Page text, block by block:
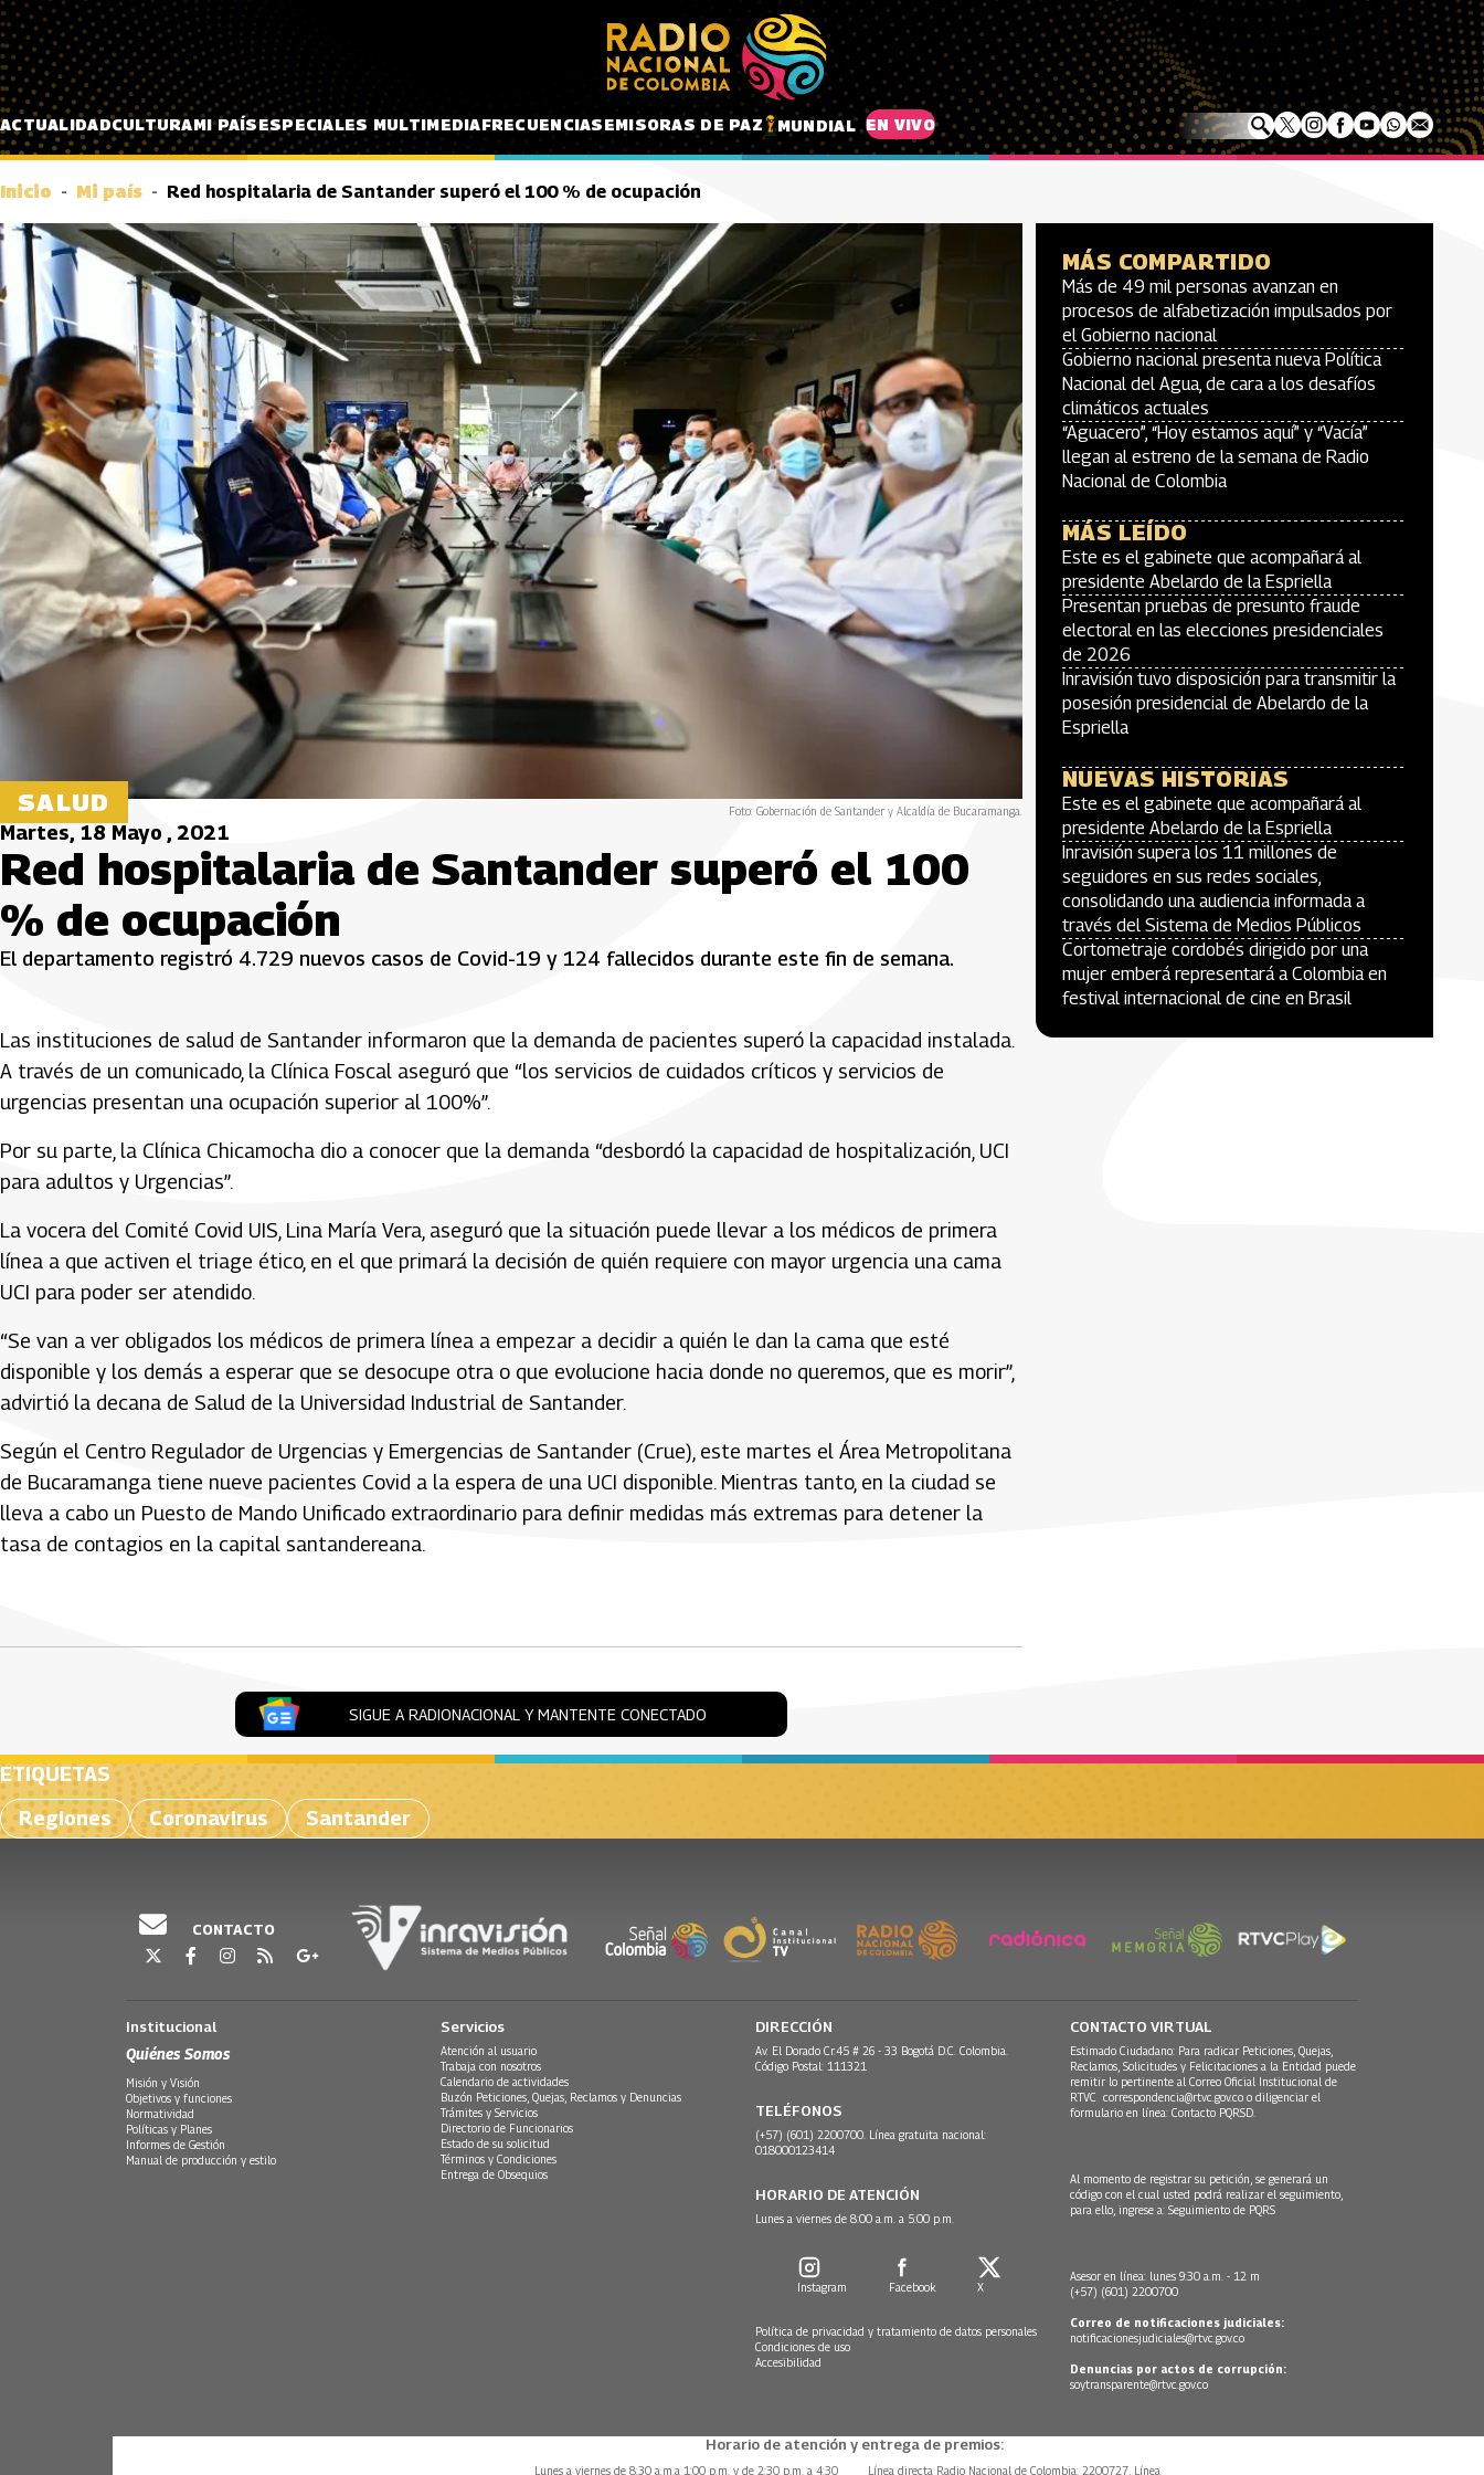
Pasar al contenido principal
ACTUALIDADCULTURAMI PAÍSESPECIALES MULTIMEDIAFRECUENCIASEMISORAS DE PAZ MUNDIAL EN VIVO
Inicio Mi país Red hospitalaria de Santander superó el 100 % de ocupación
SALUD Foto: Gobernación de Santander y Alcaldía de Bucaramanga.
Martes, 18 Mayo , 2021
Red hospitalaria de Santander superó el 100
% de ocupación
El departamento registró 4.729 nuevos casos de Covid-19 y 124 fallecidos durante este fin de semana.
Las instituciones de salud de Santander informaron que la demanda de pacientes superó la capacidad instalada.
A través de un comunicado, la Clínica Foscal aseguró que “los servicios de cuidados críticos y servicios de
urgencias presentan una ocupación superior al 100%”.
Por su parte, la Clínica Chicamocha dio a conocer que la demanda “desbordó la capacidad de hospitalización, UCI
para adultos y Urgencias”.
La vocera del Comité Covid UIS, Lina María Vera, aseguró que la situación puede llevar a los médicos de primera
línea a que activen el triage ético, en el que primará la decisión de quién requiere con mayor urgencia una cama
UCI para poder ser atendido.
“Se van a ver obligados los médicos de primera línea a empezar a decidir a quién le dan la cama que esté
disponible y los demás a esperar que se desocupe otra o que evolucione hacia donde no queremos, que es morir”,
advirtió la decana de Salud de la Universidad Industrial de Santander.
Según el Centro Regulador de Urgencias y Emergencias de Santander (Crue), este martes el Área Metropolitana
de Bucaramanga tiene nueve pacientes Covid a la espera de una UCI disponible. Mientras tanto, en la ciudad se
lleva a cabo un Puesto de Mando Unificado extraordinario para definir medidas más extremas para detener la
tasa de contagios en la capital santandereana.
SIGUE A RADIONACIONAL Y MANTENTE CONECTADO
MÁS COMPARTIDO
Más de 49 mil personas avanzan en
procesos de alfabetización impulsados por
el Gobierno nacional
Gobierno nacional presenta nueva Política
Nacional del Agua, de cara a los desafíos
climáticos actuales
“Aguacero”, “Hoy estamos aquí” y “Vacía”
llegan al estreno de la semana de Radio
Nacional de Colombia
MÁS LEÍDO
Este es el gabinete que acompañará al
presidente Abelardo de la Espriella
Presentan pruebas de presunto fraude
electoral en las elecciones presidenciales
de 2026
Inravisión tuvo disposición para transmitir la
posesión presidencial de Abelardo de la
Espriella
NUEVAS HISTORIAS
Este es el gabinete que acompañará al
presidente Abelardo de la Espriella
Inravisión supera los 11 millones de
seguidores en sus redes sociales,
consolidando una audiencia informada a
través del Sistema de Medios Públicos
Cortometraje cordobés dirigido por una
mujer emberá representará a Colombia en
festival internacional de cine en Brasil
ETIQUETAS
Regiones
Coronavirus Santander
CONTACTO
Institucional
Quiénes Somos
Misión y Visión
Objetivos y funciones
Normatividad
Políticas y Planes
Informes de Gestión
Manual de producción y estilo
Servicios
Atención al usuario
Trabaja con nosotros
Calendario de actividades
Buzón Peticiones, Quejas, Reclamos y Denuncias
Trámites y Servicios
Directorio de Funcionarios
Estado de su solicitud
Términos y Condiciones
Entrega de Obsequios
DIRECCIÓN
Av. El Dorado Cr.45 # 26 - 33 Bogotá D.C. Colombia.
Código Postal: 111321
TELÉFONOS
(+57) (601) 2200700. Línea gratuita nacional:
018000123414
HORARIO DE ATENCIÓN
Lunes a viernes de 8:00 a.m. a 5:00 p.m.
Instagram Facebook X
Política de privacidad y tratamiento de datos personales
Condiciones de uso
Accesibilidad
CONTACTO VIRTUAL
Estimado Ciudadano: Para radicar Peticiones, Quejas,
Reclamos, Solicitudes y Felicitaciones a la Entidad puede
remitir lo pertinente al Correo Oficial Institucional de
RTVC correspondencia@rtvc.gov.co o diligenciar el
formulario en línea: Contacto PQRSD.
Al momento de registrar su petición, se generará un
código con el cual usted podrá realizar el seguimiento,
para ello, ingrese a: Seguimiento de PQRS
Asesor en línea: lunes 9:30 a.m. - 12 m
(+57) (601) 2200700
Correo de notificaciones judiciales:
notificacionesjudiciales@rtvc.gov.co
Denuncias por actos de corrupción:
soytransparente@rtvc.gov.co
Horario de atención y entrega de premios:
Lunes a viernes de 8:30 a.m.a 1:00 p.m. y de 2:30 p.m. a 4:30 Línea directa Radio Nacional de Colombia: 2200727, Línea